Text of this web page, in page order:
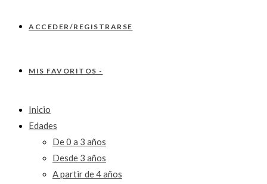
ACCEDER/REGISTRARSE
MIS FAVORITOS -
Inicio
Edades
De 0 a 3 años
Desde 3 años
A partir de 4 años